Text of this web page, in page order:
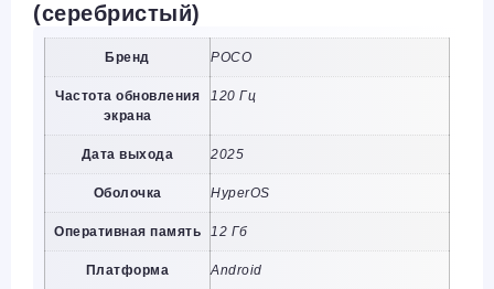
(серебристый)
Бренд POCO
Частота обновления
экрана
120 Гц
Дата выхода 2025
Оболочка HyperOS
Оперативная память 12 Гб
Платформа Android